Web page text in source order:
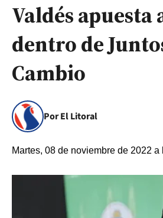
Valdés apuesta
dentro de
Cambio
Por El Litoral
Martes, 08 de noviembre de 2022 a